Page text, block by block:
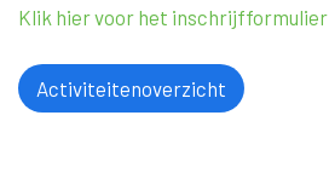
Klik hier voor het inschrijfformulier
Activiteitenoverzicht